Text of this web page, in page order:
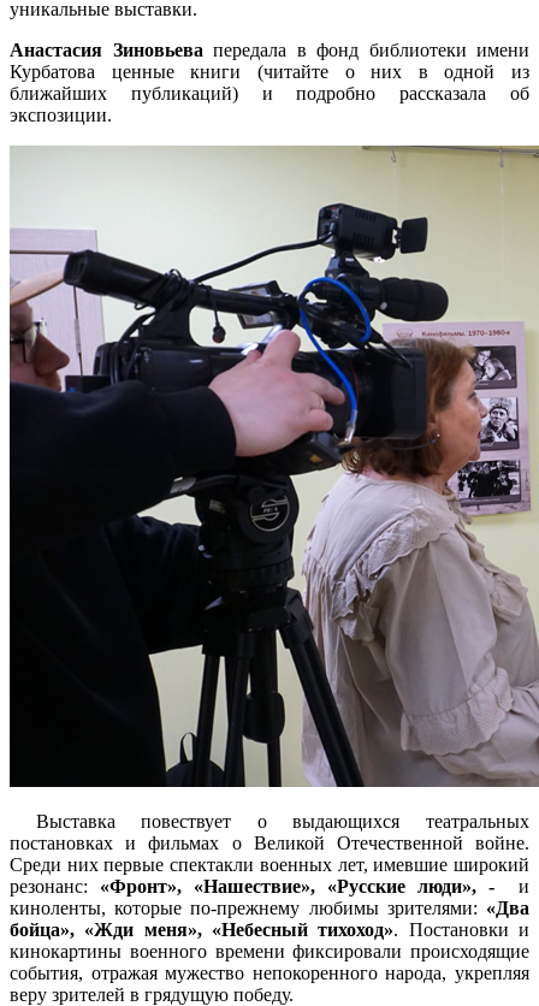
уникальные выставки.
Анастасия Зиновьева передала в фонд библиотеки имени
Курбатова ценные книги (читайте о них в одной из
ближайших публикаций) и подробно рассказала об
экспозиции.
Выставка повествует о выдающихся театральных
постановках и фильмах о Великой Отечественной войне.
Среди них первые спектакли военных лет, имевшие широкий
резонанс: «Фронт», «Нашествие», «Русские люди», -
и
киноленты, которые по-прежнему любимы зрителями: «Два
бойца», «Жди меня», «Небесный тихоход». Постановки и
кинокартины военного времени фиксировали происходящие
события, отражая мужество непокоренного народа, укрепляя
веру зрителей в грядущую победу.